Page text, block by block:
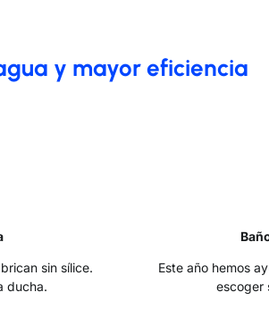
y mayor eficiencia
sin sílice.
ducha.
Este año hemos
escoger